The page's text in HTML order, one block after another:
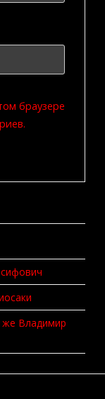
браузере
Владимир